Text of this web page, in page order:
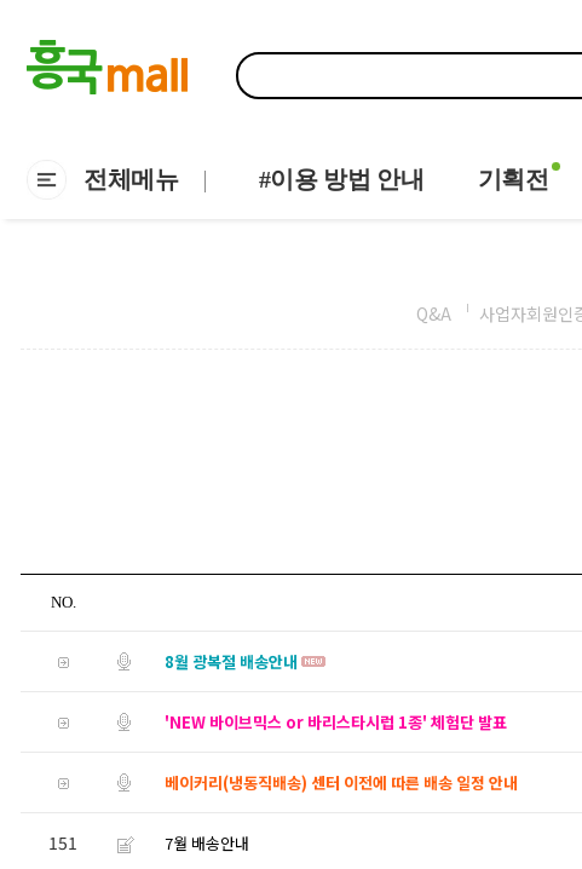
전체메뉴 #이용 방법 안내 기획전
Q&A 사업자회원인
NO.
8월 광복절 배송안내
'NEW 바이브믹스 or 바리스타시럽 1종' 체험단 발표
베이커리(냉동직배송) 센터 이전에 따른 배송 일정 안내
151 7월 배송안내